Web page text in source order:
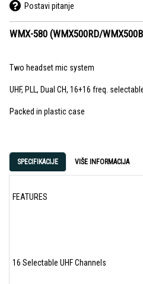
Postavi pitanje
WMX-580 (WMX500RD/
Two headset mic system
UHF, PLL, Dual CH, 16+16 freq.
Packed in plastic case
SPECIFIKACIJE VIŠE INFORMACIJA
FEATURES
16 Selectable UHF Channels